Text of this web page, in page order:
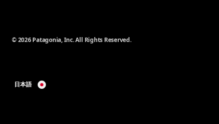
© 2026 Patagonia, Inc. All Rights Reserved.
日本語